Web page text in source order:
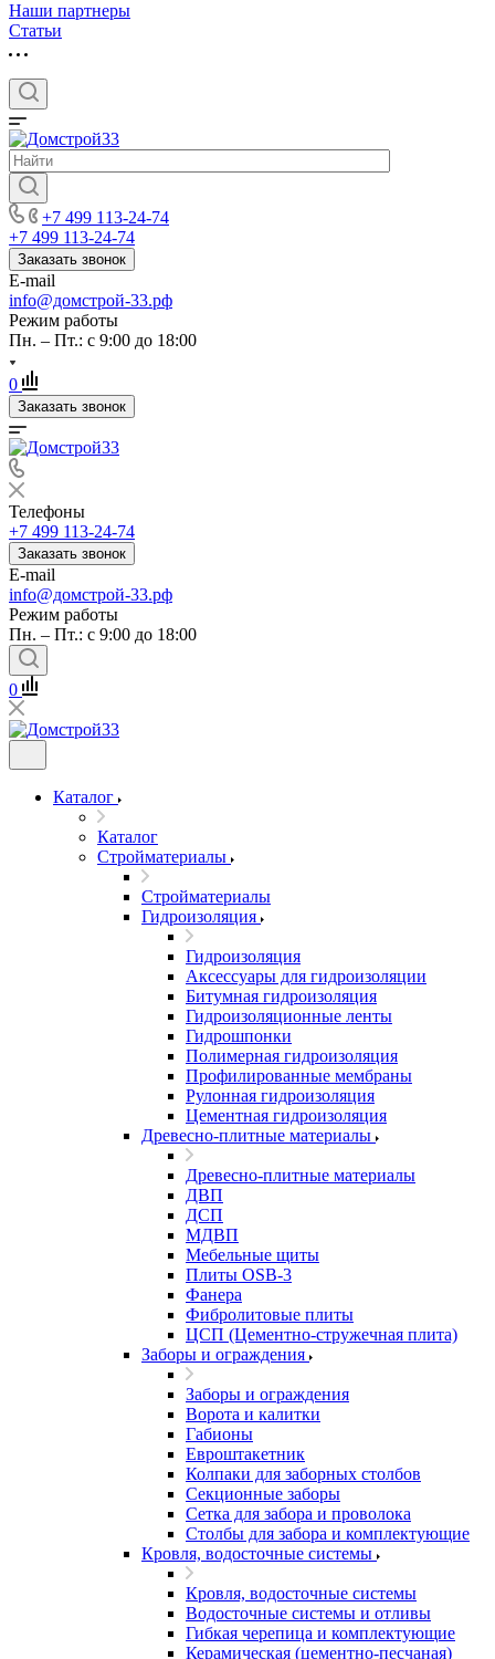
Наши партнеры
Статьи
+7 499 113-24-74
+7 499 113-24-74
Заказать звонок
E-mail
info@домстрой-33.рф
Режим работы
Пн. – Пт.: с 9:00 до 18:00
0
Заказать звонок
Телефоны
+7 499 113-24-74
Заказать звонок
E-mail
info@домстрой-33.рф
Режим работы
Пн. – Пт.: с 9:00 до 18:00
0
Каталог
Каталог
Стройматериалы
Стройматериалы
Гидроизоляция
Гидроизоляция
Аксессуары для гидроизоляции
Битумная гидроизоляция
Гидроизоляционные ленты
Гидрошпонки
Полимерная гидроизоляция
Профилированные мембраны
Рулонная гидроизоляция
Цементная гидроизоляция
Древесно-плитные материалы
Древесно-плитные материалы
ДВП
ДСП
МДВП
Мебельные щиты
Плиты OSB-3
Фанера
Фибролитовые плиты
ЦСП (Цементно-стружечная плита)
Заборы и ограждения
Заборы и ограждения
Ворота и калитки
Габионы
Евроштакетник
Колпаки для заборных столбов
Секционные заборы
Сетка для забора и проволока
Столбы для забора и комплектующие
Кровля, водосточные системы
Кровля, водосточные системы
Водосточные системы и отливы
Гибкая черепица и комплектующие
Керамическая (цементно-песчаная)